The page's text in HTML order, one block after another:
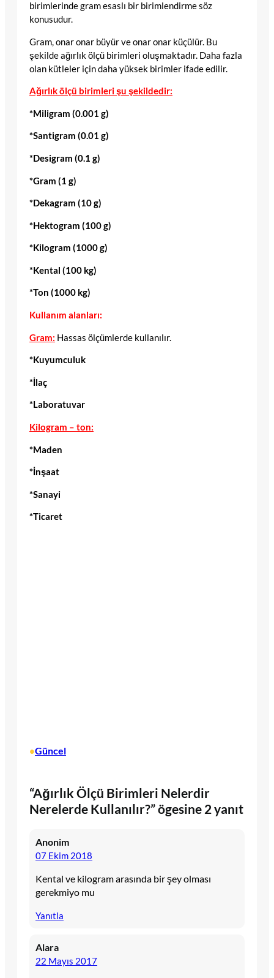
birimlerinde gram esaslı bir birimlendirme söz
konusudur.
Gram, onar onar büyür ve onar onar küçülür. Bu
şekilde ağırlık ölçü birimleri oluşmaktadır. Daha fazla
olan kütleler için daha yüksek birimler ifade edilir.
Ağırlık ölçü birimleri şu şekildedir:
*Miligram (0.001 g)
*Santigram (0.01 g)
*Desigram (0.1 g)
*Gram (1 g)
*Dekagram (10 g)
*Hektogram (100 g)
*Kilogram (1000 g)
*Kental (100 kg)
*Ton (1000 kg)
Kullanım alanları:
Gram: Hassas ölçümlerde kullanılır.
*Kuyumculuk
*İlaç
*Laboratuvar
Kilogram – ton:
*Maden
*İnşaat
*Sanayi
*Ticaret
•Güncel
“Ağırlık Ölçü Birimleri Nelerdir
Nerelerde Kullanılır?” ögesine 2 yanıt
Anonim
07 Ekim 2018
Kental ve kilogram arasında bir şey olması
gerekmiyo mu
Yanıtla
Alara
22 Mayıs 2017